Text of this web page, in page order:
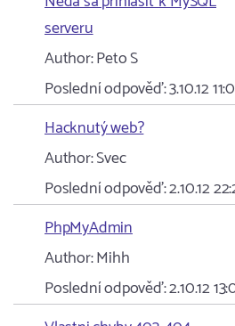
serveru
Author:Peto S
Poslední odpověď:3.10.12
Hacknutý web?
Author:Svec
Poslední odpověď:2.10.12
PhpMyAdmin
Author:Mihh
Poslední odpověď:2.10.12